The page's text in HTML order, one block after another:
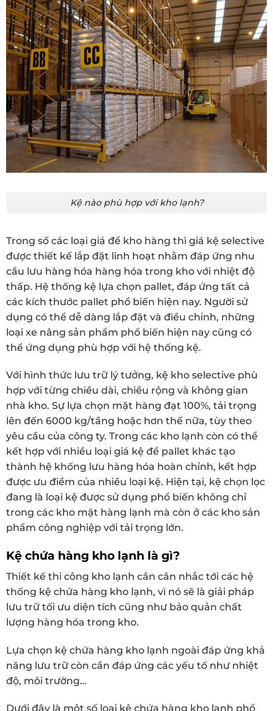
Kệ nào phù hợp với kho lạnh?
Trong số các loại giá để kho hàng thì giá kệ selective
được thiết kế lắp đặt linh hoạt nhằm đáp ứng nhu
cầu lưu hàng hóa hàng hóa trong kho với nhiệt độ
thấp. Hệ thống kệ lựa chọn pallet, đáp ứng tất cả
các kích thước pallet phổ biến hiện nay. Người sử
dụng có thể dễ dàng lắp đặt và điều chỉnh, những
loại xe nâng sản phẩm phổ biến hiện nay cũng có
thể ứng dụng phù hợp với hệ thống kệ.
Với hình thức lưu trữ lý tưởng, kệ kho selective phù
hợp với từng chiều dài, chiều rộng và không gian
nhà kho. Sự lựa chọn mặt hàng đạt 100%, tải trọng
lên đến 6000 kg/tầng hoặc hơn thế nữa, tùy theo
yêu cầu của công ty. Trong các kho lạnh còn có thể
kết hợp với nhiều loại giá kệ để pallet khác tạo
thành hệ khống lưu hàng hóa hoàn chỉnh, kết hợp
được ưu điểm của nhiều loại kệ. Hiện tại, kệ chọn lọc
đang là loại kệ được sử dụng phổ biến không chỉ
trong các kho mặt hàng lạnh mà còn ở các kho sản
phẩm công nghiệp với tải trọng lớn.
Kệ chứa hàng kho lạnh là gì?
Thiết kế thi công kho lạnh cần cân nhắc tới các hệ
thống kệ chứa hàng kho lạnh, vì nó sẽ là giải pháp
lưu trữ tối ưu diện tích cũng như bảo quản chất
lượng hàng hóa trong kho.
Lựa chọn kệ chứa hàng kho lạnh ngoài đáp ứng khả
năng lưu trữ còn cần đáp ứng các yếu tố như nhiệt
độ, môi trường…
Dưới đây là một số loại kệ chứa hàng kho lạnh phổ